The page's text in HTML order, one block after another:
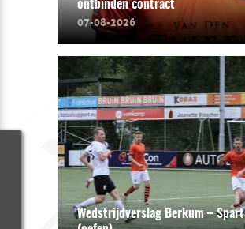
ontbinden contract
07-08-2026
Wedstrijdverslag Berkum –